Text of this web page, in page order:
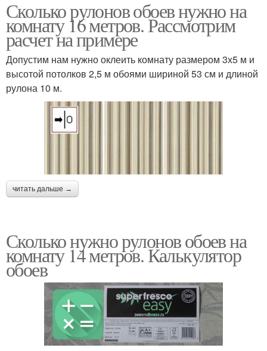
Сколько рулонов обоев нужно на
комнату 16 метров. Рассмотрим
расчет на примере
Допустим нам нужно оклеить комнату размером 3х5 м и
высотой потолков 2,5 м обоями шириной 53 см и длиной
рулона 10 м.
читать дальше →
Сколько нужно рулонов обоев на
комнату 14 метров. Калькулятор
обоев